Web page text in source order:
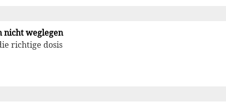
nicht weglegen
richtige dosis